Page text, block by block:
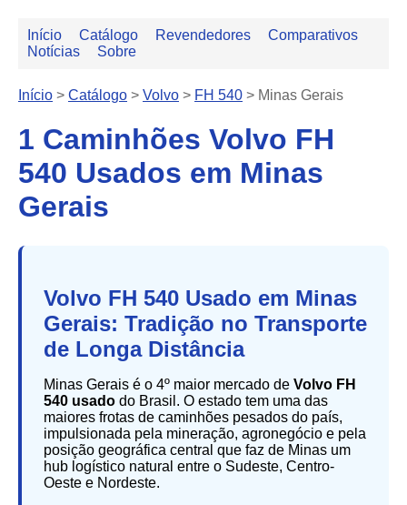
Início Catálogo Revendedores
Comparativos
Notícias
Sobre
Início > Catálogo > Volvo > FH 540 > Minas Gerais
1 Caminhões Volvo FH
540 Usados em Minas
Gerais
Volvo FH 540 Usado em Minas
Gerais: Tradição no Transporte
de Longa Distância
Minas Gerais é o 4º maior mercado de Volvo FH
540 usado do Brasil. O estado tem uma das
maiores frotas de caminhões pesados do país,
impulsionada pela mineração, agronegócio e pela
posição geográfica central que faz de Minas um
hub logístico natural entre o Sudeste, Centro-
Oeste e Nordeste.